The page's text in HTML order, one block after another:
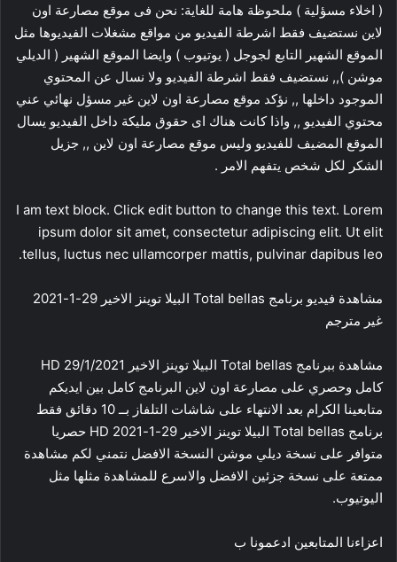
( اخلاء مسؤلية ) ملحوظة هامة للغاية: نحن فى موقع مصارعة اون
لاين نستضيف فقط اشرطة الفيديو من مواقع مشغلات الفيديوها مثل
الموقع الشهير التابع لجوجل ( يوتيوب ) وايضا الموقع الشهير ( الديلي
موشن ),, نستضيف فقط اشرطة الفيديو ولا نسال عن المحتوي
الموجود داخلها ,, نؤكد موقع مصارعة اون لاين غير مسؤل نهائي عني
محتوي الفيديو ,, واذا كانت هناك اى حقوق مليكة داخل الفيديو يسال
الموقع المضيف للفيديو وليس موقع مصارعة اون لاين ,, جزيل
الشكر لكل شخص يتفهم الامر .
I am text block. Click edit button to change this text. Lorem
ipsum dolor sit amet, consectetur adipiscing elit. Ut elit
tellus, luctus nec ullamcorper mattis, pulvinar dapibus leo.
مشاهدة فيديو برنامج Total bellas البيلا توينز الاخير 29-1-2021
غير مترجم
مشاهدة ببرنامج Total bellas البيلا توينز الاخير 29/1/2021 HD
كامل وحصري على مصارعة اون لاين البرنامج كامل بين ايديكم
متابعينا الكرام بعد الانتهاء على شاشات التلفاز بــ 10 دقائق فقط
برنامج Total bellas البيلا توينز الاخير 29-1-2021 HD حصريا
متوافر على نسخة ديلي موشن النسخة الافضل نتمني لكم مشاهدة
ممتعة على نسخة جزئين الافضل والاسرع للمشاهدة مثلها مثل
اليوتيوب.
اعزاءنا المتابعين ادعمونا ب